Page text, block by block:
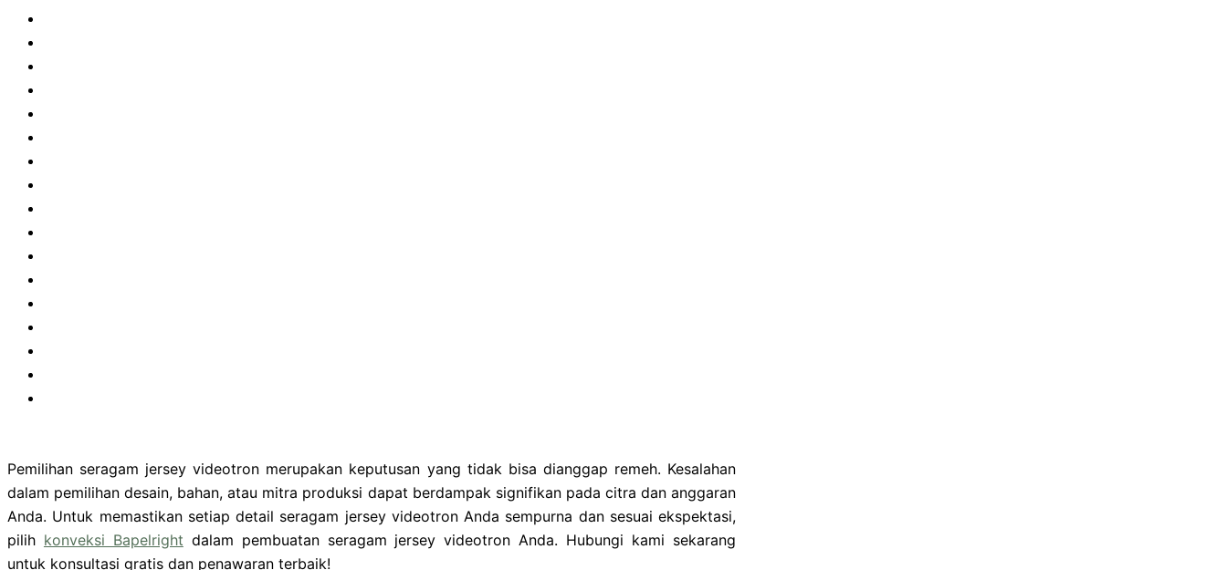
Pemilihan seragam jersey videotron merupakan keputusan yang tidak bisa dianggap remeh. Kesalahan
dalam pemilihan desain, bahan, atau mitra produksi dapat berdampak signifikan pada citra dan anggaran
Anda. Untuk memastikan setiap detail seragam jersey videotron Anda sempurna dan sesuai ekspektasi,
pilih konveksi Bapelright dalam pembuatan seragam jersey videotron Anda. Hubungi kami sekarang
untuk konsultasi gratis dan penawaran terbaik!